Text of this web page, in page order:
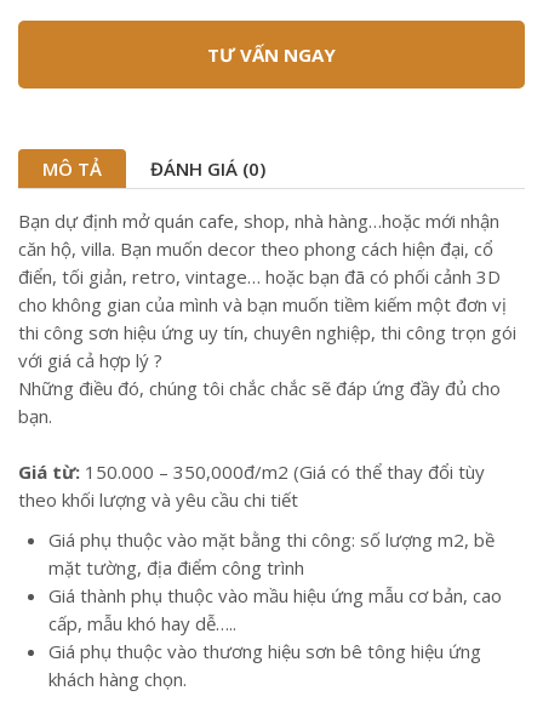
TƯ VẤN NGAY
MÔ TẢ ĐÁNH GIÁ (0)
Bạn dự định mở quán cafe, shop, nhà hàng…hoặc mới nhận
căn hộ, villa. Bạn muốn decor theo phong cách hiện đại, cổ
điển, tối giản, retro, vintage… hoặc bạn đã có phối cảnh 3D
cho không gian của mình và bạn muốn tiềm kiếm một đơn vị
thi công sơn hiệu ứng uy tín, chuyên nghiệp, thi công trọn gói
với giá cả hợp lý ?
Những điều đó, chúng tôi chắc chắc sẽ đáp ứng đầy đủ cho
bạn.
Giá từ: 150.000 – 350,000đ/m2 (Giá có thể thay đổi tùy
theo khối lượng và yêu cầu chi tiết
Giá phụ thuộc vào mặt bằng thi công: số lượng m2, bề
mặt tường, địa điểm công trình
Giá thành phụ thuộc vào mầu hiệu ứng mẫu cơ bản, cao
cấp, mẫu khó hay dễ…..
Giá phụ thuộc vào thương hiệu sơn bê tông hiệu ứng
khách hàng chọn.